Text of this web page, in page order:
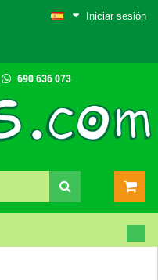
Iniciar sesión
690 636 073